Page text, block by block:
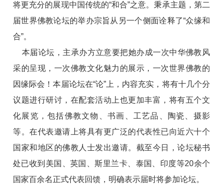
将更充分的展现中国传统的“和合”之意。秉承主题，第二
届世界佛教论坛的举办宗旨从另一个侧面诠释了“众缘和
合”。
本届论坛，主承办方立意要把她办成一次中华佛教风
采的呈现，一次佛教文化魅力的展示，一次世界佛教的
因缘际会！本届论坛在“论”上，内容充实，将有十几个分
议题进行研讨，在配套活动上也更加丰富，将有五个文
化展览，包括佛教文物、书画、工艺品、陶瓷、摄影
等。在代表邀请上将具有更广泛的代表性已向近六十个
国家和地区的佛教人士发出邀请。截至今日，论坛秘书
处已收到美国、英国、斯里兰卡、泰国、印度等20余个
国家百余名正式代表回馈，明确表示届时将参加论坛。